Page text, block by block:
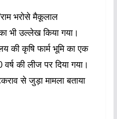
भरोसे मैकूलाल
भी उल्लेख किया गया।
की कृषि फार्म भूमि का एक
की लीज पर दिया गया।
से जुड़ा मामला बताया